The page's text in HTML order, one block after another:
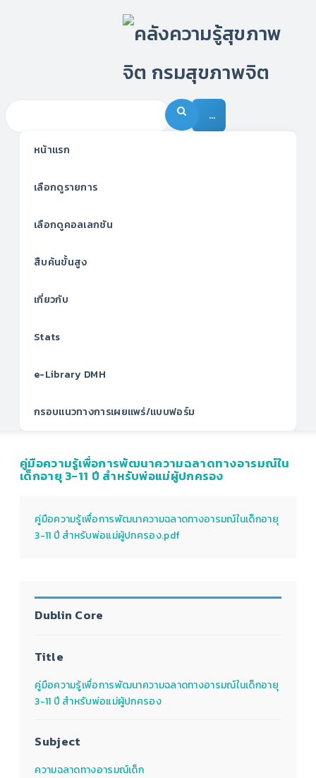
…
หน้าแรก
เลือกดูรายการ
เลือกดูคอลเลกชัน
สืบค้นขั้นสูง
เกี่ยวกับ
Stats
e-Library DMH
กรอบแนวทางการเผยแพร่/แบบฟอร์ม
คู่มือความรู้เพื่อการพัฒนาความฉลาดทางอารมณ์ใน
เด็กอายุ 3-11 ปี สำหรับพ่อแม่ผู้ปกครอง
คู่มือความรู้เพื่อการพัฒนาความฉลาดทางอารมณ์ในเด็กอายุ
3-11 ปี สำหรับพ่อแม่ผู้ปกครอง.pdf
Dublin Core
Title
คู่มือความรู้เพื่อการพัฒนาความฉลาดทางอารมณ์ในเด็กอายุ
3-11 ปี สำหรับพ่อแม่ผู้ปกครอง
Subject
ความฉลาดทางอารมณ์เด็ก